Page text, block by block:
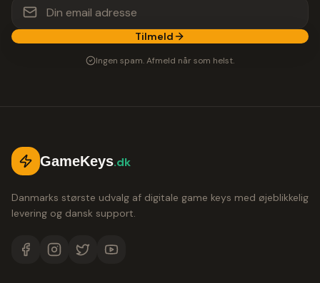
Tilmeld
Ingen spam. Afmeld når som helst.
GameKeys.dk
Danmarks største udvalg af digitale game keys med øjeblikkelig
levering og dansk support.